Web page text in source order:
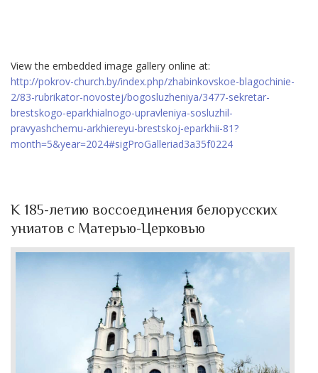
View the embedded image gallery online at:
http://pokrov-church.by/index.php/zhabinkovskoe-blagochinie-
2/83-rubrikator-novostej/bogosluzheniya/3477-sekretar-
brestskogo-eparkhialnogo-upravleniya-sosluzhil-
pravyashchemu-arkhiereyu-brestskoj-eparkhii-81?
month=5&year=2024#sigProGalleriad3a35f0224
К 185-летию воссоединения белорусских
униатов с Матерью-Церковью